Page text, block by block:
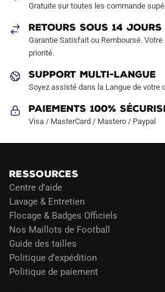
Gratuite sur toutes les commande
RETOURS SOUS 14 JOURS
Garantie Satisfait ou Remboursé.
priorité.
SUPPORT MULTI-LANGUE
Soyez assisté dans la Langue de votre
Paiements 100%
Visa / MasterCard / Mastero / Paypal
RESSOURCES
Centre d’aide
Lavage & Entretien
Flocage & Badges Officiels
Nos Maillots de Football
Guide des tailles
Politique d’expédition
Politique de paiement